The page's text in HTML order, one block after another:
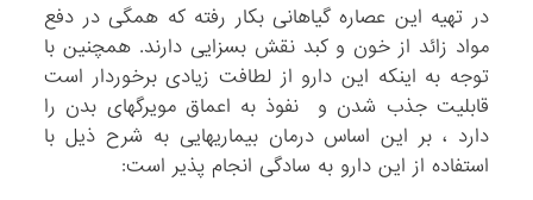
در تهیه این عصاره گیاهانی بکار رفته که همگی در دفع
مواد زائد از خون و کبد نقش بسزایی دارند. همچنین با
توجه به اینکه این دارو از لطافت زیادی برخوردار است
قابلیت جذب شدن و نفوذ به اعماق مویرگهای بدن را
دارد ، بر این اساس درمان بیماریهایی به شرح ذیل با
استفاده از این دارو به سادگی انجام پذیر است: